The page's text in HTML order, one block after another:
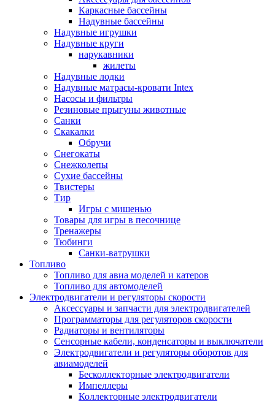
Каркасные бассейны
Надувные бассейны
Надувные игрушки
Надувные круги
нарукавники
жилеты
Надувные лодки
Надувные матрасы-кровати Intex
Насосы и фильтры
Резиновые прыгуны животные
Санки
Скакалки
Обручи
Снегокаты
Снежколепы
Сухие бассейны
Твистеры
Тир
Игры с мишенью
Товары для игры в песочнице
Тренажеры
Тюбинги
Санки-ватрушки
Топливо
Топливо для авиа моделей и катеров
Топливо для автомоделей
Электродвигатели и регуляторы скорости
Аксессуары и запчасти для электродвигателей
Программаторы для регуляторов скорости
Радиаторы и вентиляторы
Сенсорные кабели, конденсаторы и выключатели
Электродвигатели и регуляторы оборотов для
авиамоделей
Бесколлекторные электродвигатели
Импеллеры
Коллекторные электродвигатели